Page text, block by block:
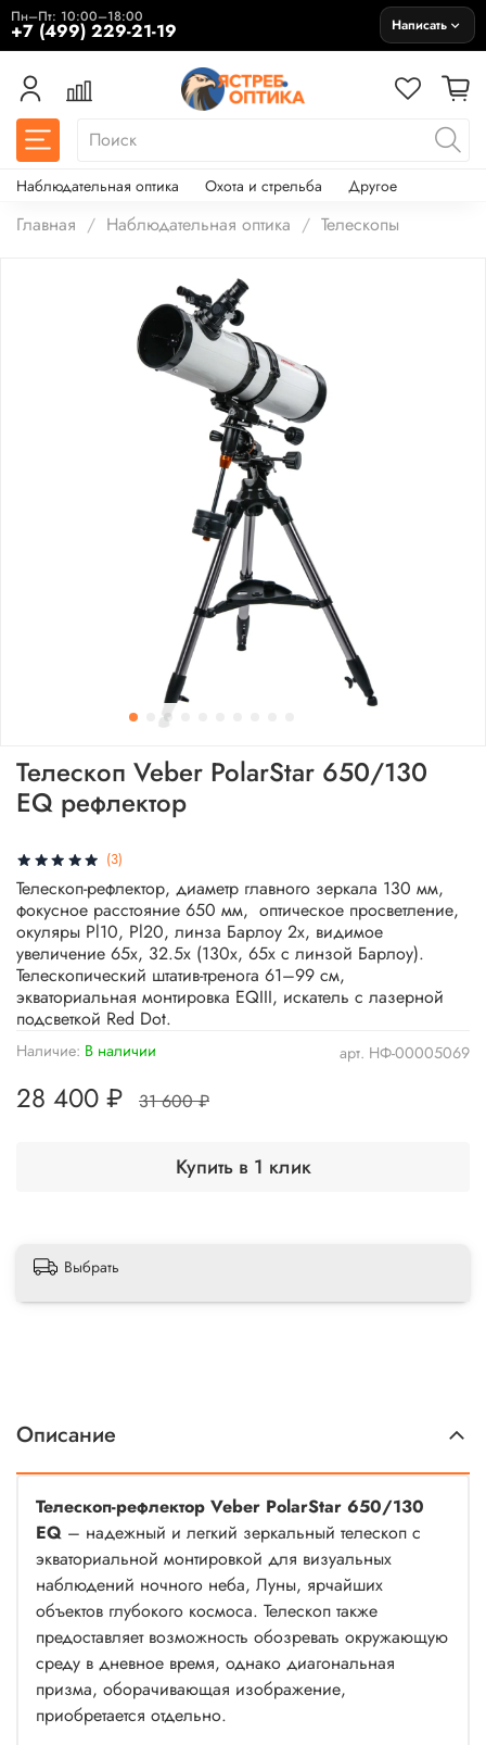
Пн–Пт: 10:00–18:00
+7 (499) 229-21-19 Написать
Наблюдательная оптика Охота и стрельба Другое
Главная Наблюдательная оптика Телескопы
(3)
арт. НФ-00005069
Наличие: В наличии
Телескоп Veber PolarStar 650/130
EQ рефлектор
28 400 ₽ 31 600 ₽
Купить в 1 клик
Телескоп-рефлектор, диаметр главного зеркала 130 мм,
фокусное расстояние 650 мм, оптическое просветление,
окуляры Pl10, Pl20, линза Барлоу 2х, видимое
увеличение 65х, 32.5х (130х, 65х с линзой Барлоу).
Телескопический штатив-тренога 61–99 см,
экваториальная монтировка EQIII, искатель с лазерной
подсветкой Red Dot.
Выбрать
Описание
Телескоп-рефлектор Veber PolarStar 650/130
EQ – надежный и легкий зеркальный телескоп с
экваториальной монтировкой для визуальных
наблюдений ночного неба, Луны, ярчайших
объектов глубокого космоса. Телескоп также
предоставляет возможность обозревать окружающую
среду в дневное время, однако диагональная
призма, оборачивающая изображение,
приобретается отдельно.